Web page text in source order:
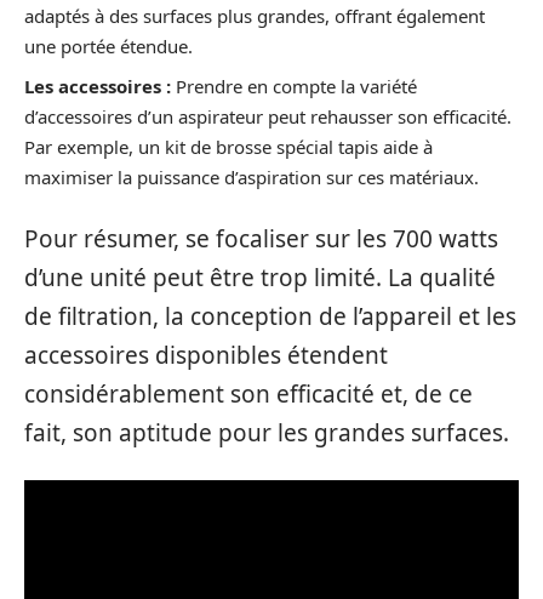
adaptés à des surfaces plus grandes, offrant également
une portée étendue.
Les accessoires : Prendre en compte la variété
d’accessoires d’un aspirateur peut rehausser son efficacité.
Par exemple, un kit de brosse spécial tapis aide à
maximiser la puissance d’aspiration sur ces matériaux.
Pour résumer, se focaliser sur les 700 watts
d’une unité peut être trop limité. La qualité
de filtration, la conception de l’appareil et les
accessoires disponibles étendent
considérablement son efficacité et, de ce
fait, son aptitude pour les grandes surfaces.